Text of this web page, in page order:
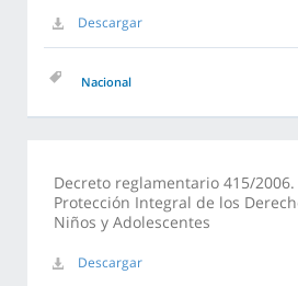
Descargar
Nacional
Decreto reglamentario 415/2006.
Protección Integral de los
Niños y Adolescentes
Descargar